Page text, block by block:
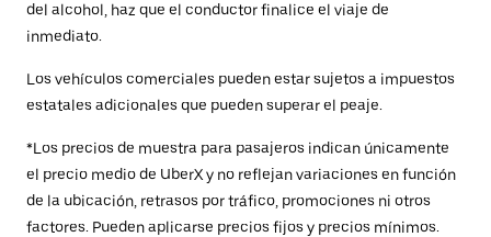
del alcohol, haz que el conductor finalice el viaje de
inmediato.
Los vehículos comerciales pueden estar sujetos a impuestos
estatales adicionales que pueden superar el peaje.
*Los precios de muestra para pasajeros indican únicamente
el precio medio de UberX y no reflejan variaciones en función
de la ubicación, retrasos por tráfico, promociones ni otros
factores. Pueden aplicarse precios fijos y precios mínimos.